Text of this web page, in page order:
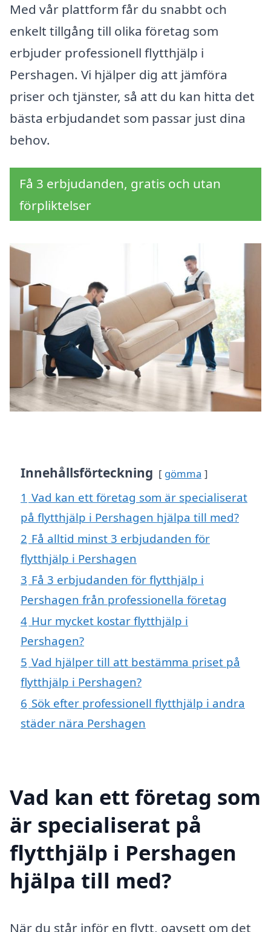
Med vår plattform får du snabbt och
enkelt tillgång till olika företag som
erbjuder professionell flytthjälp i
Pershagen. Vi hjälper dig att jämföra
priser och tjänster, så att du kan hitta det
bästa erbjudandet som passar just dina
behov.
Få 3 erbjudanden, gratis och utan
förpliktelser
Innehållsförteckning gömma
1 Vad kan ett företag som är specialiserat
på flytthjälp i Pershagen hjälpa till med?
2 Få alltid minst 3 erbjudanden för
flytthjälp i Pershagen
3 Få 3 erbjudanden för flytthjälp i
Pershagen från professionella företag
4 Hur mycket kostar flytthjälp i
Pershagen?
5 Vad hjälper till att bestämma priset på
flytthjälp i Pershagen?
6 Sök efter professionell flytthjälp i andra
städer nära Pershagen
Vad kan ett företag som
är specialiserat på
flytthjälp i Pershagen
hjälpa till med?
När du står inför en flytt, oavsett om det